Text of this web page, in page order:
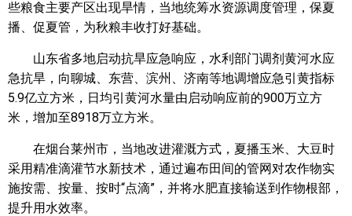
些粮食主要产区出现旱情，当地统筹水资源调度管理，保夏
播、促夏管，为秋粮丰收打好基础。
山东省多地启动抗旱应急响应，水利部门调剂黄河水应
急抗旱，向聊城、东营、滨州、济南等地调增应急引黄指标
5.9亿立方米，日均引黄河水量由启动响应前的900万立方
米，增加至8918万立方米。
在烟台莱州市，当地改进灌溉方式，夏播玉米、大豆时
采用精准滴灌节水新技术，通过遍布田间的管网对农作物实
施按需、按量、按时“点滴”，并将水肥直接输送到作物根部，
提升用水效率。